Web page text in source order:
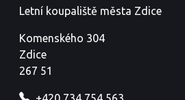
Letní koupaliště města Zdice
Komenského 304
Zdice
267 51